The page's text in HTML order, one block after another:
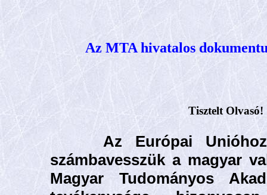
Az MTA hivatalos
Tisztelt Olvasó!
Az Európai Unióhoz
számbavesszük a magyar
Magyar Tudományos